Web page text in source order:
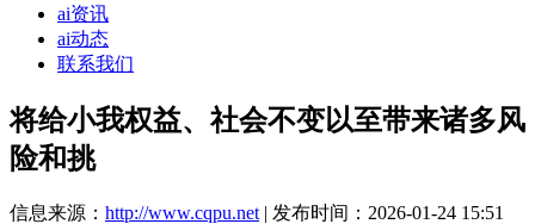
ai资讯
ai动态
联系我们
将给小我权益、社会不变以至带来诸多风
险和挑
信息来源： http://www.cqpu.net | 发布时间：2026-01-24 15:51